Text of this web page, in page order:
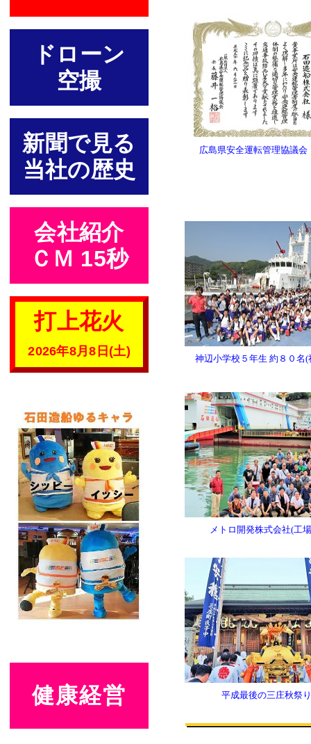
ドローン
空撮
新聞で見る
当社の歴史
会社紹介
ＣＭ 15秒
打上花火
2026年8月8日(土)
健康経営
広島県安全運転管理協議
神辺小学校５年生 約８０名(
メトロ開発株式会社(工
平成最後の三庄秋祭